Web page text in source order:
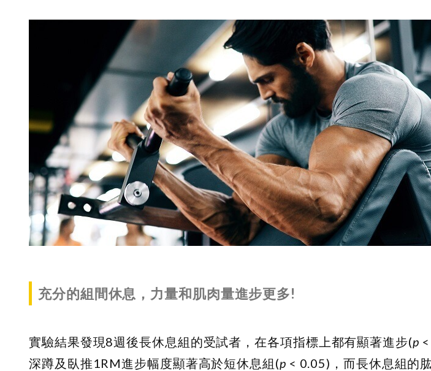
充分的組間休息，力量和肌肉量進步更多!
實驗結果發現8週後長休息組的受試者，在各項指標上都有顯著進步(p
深蹲及臥推1RM進步幅度顯著高於短休息組(p < 0.05)，而長休息組的